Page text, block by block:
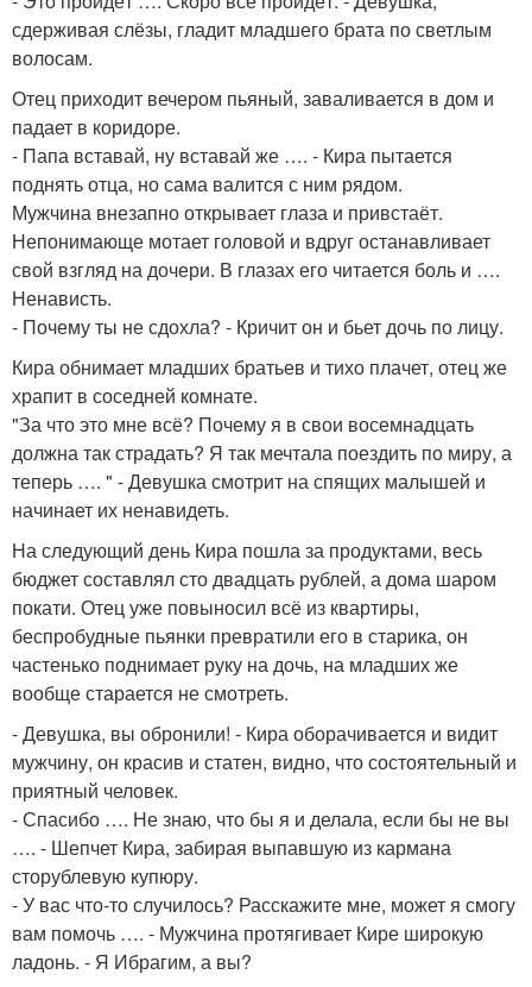
сдерживая слёзы, гладит младшего брата по светлым
волосам.
Отец приходит вечером пьяный, заваливается в дом и
падает в коридоре.
- Папа вставай, ну вставай же …. - Кира пытается
поднять отца, но сама валится с ним рядом.
Мужчина внезапно открывает глаза и привстаёт.
Непонимающе мотает головой и вдруг останавливает
свой взгляд на дочери. В глазах его читается боль и ….
Ненависть.
- Почему ты не сдохла? - Кричит он и бьет дочь по лицу.
Кира обнимает младших братьев и тихо плачет, отец же
храпит в соседней комнате.
"За что это мне всё? Почему я в свои восемнадцать
должна так страдать? Я так мечтала поездить по миру, а
теперь …. " - Девушка смотрит на спящих малышей и
начинает их ненавидеть.
На следующий день Кира пошла за продуктами, весь
бюджет составлял сто двадцать рублей, а дома шаром
покати. Отец уже повыносил всё из квартиры,
беспробудные пьянки превратили его в старика, он
частенько поднимает руку на дочь, на младших же
вообще старается не смотреть.
- Девушка, вы обронили! - Кира оборачивается и видит
мужчину, он красив и статен, видно, что состоятельный и
приятный человек.
- Спасибо …. Не знаю, что бы я и делала, если бы не вы
…. - Шепчет Кира, забирая выпавшую из кармана
сторублевую купюру.
- У вас что-то случилось? Расскажите мне, может я смогу
вам помочь …. - Мужчина протягивает Кире широкую
ладонь. - Я Ибрагим, а вы?